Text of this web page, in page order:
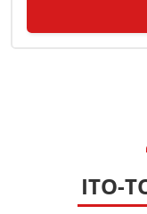
ITO-